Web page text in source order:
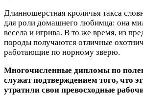
Длинношерстная кроличья такса
для роли домашнего любимца: она
весела и игрива. В то же время, из
породы получаются отличные
работающие по норному зверю.
Многочисленные дипломы по
служат подтверждением того, что
утратили свои превосходные